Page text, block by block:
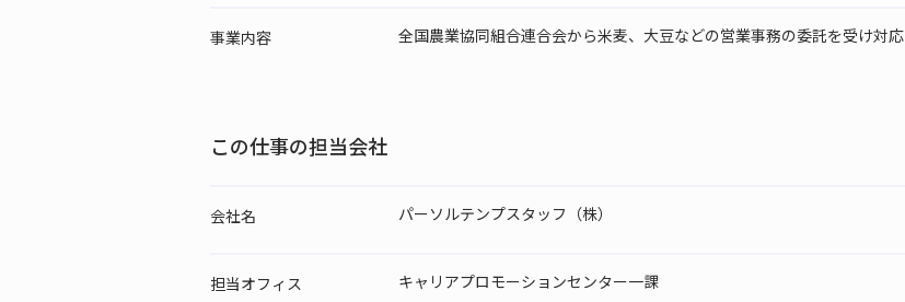
事業内容 全国農業協同組合連合会から米麦、大豆などの営業事務の委託を受け対応
この仕事の担当会社
会社名 パーソルテンプスタッフ（株）
担当オフィス キャリアプロモーションセンター一課